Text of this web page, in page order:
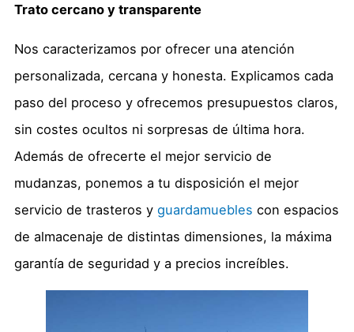
Trato cercano y transparente
Nos caracterizamos por ofrecer una atención
personalizada, cercana y honesta. Explicamos cada
paso del proceso y ofrecemos presupuestos claros,
sin costes ocultos ni sorpresas de última hora.
Además de ofrecerte el mejor servicio de
mudanzas, ponemos a tu disposición el mejor
servicio de trasteros y guardamuebles con espacios
de almacenaje de distintas dimensiones, la máxima
garantía de seguridad y a precios increíbles.